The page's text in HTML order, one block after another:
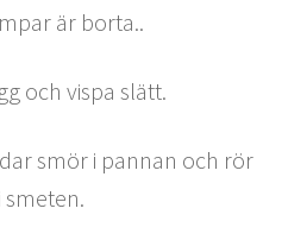
är borta..
och vispa slätt.
smör i pannan och rör
smeten.